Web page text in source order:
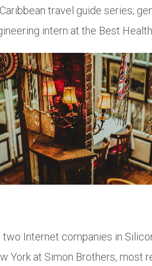
travel guide series;
intern at the Best
Internet companies in
York at Simon Brothers, most
Catering
war
hat
gepasst.
und
Man
mit
Wir
Hochzeit
Geschirr
bestellt
und
jederzeit
gutes
Auswahl,
bei
und